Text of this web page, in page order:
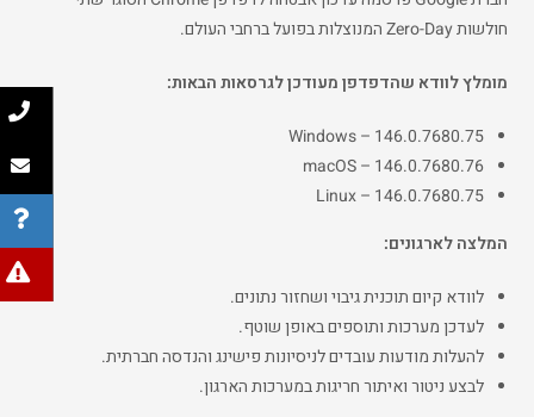
חולשות Zero-Day המנוצלות בפועל ברחבי העולם.
מומלץ לוודא שהדפדפן מעודכן לגרסאות הבאות:
Windows – ‎146.0.7680.75
macOS – ‎146.0.7680.76
Linux – ‎146.0.7680.75
המלצה לארגונים:
לוודא קיום תוכנית גיבוי ושחזור נתונים.
לעדכן מערכות ותוספים באופן שוטף.
להעלות מודעות עובדים לניסיונות פישינג והנדסה חברתית.
לבצע ניטור ואיתור חריגות במערכות הארגון.